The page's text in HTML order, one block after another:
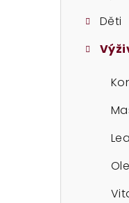
Děti